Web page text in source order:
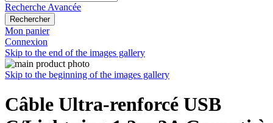
Recherche Avancée
Rechercher
Mon panier
Connexion
Skip to the end of the images gallery
Skip to the beginning of the images gallery
Câble Ultra-renforcé USB